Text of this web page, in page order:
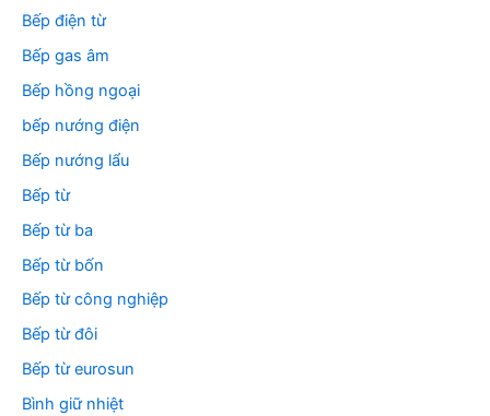
Bếp điện từ
Bếp gas âm
Bếp hồng ngoại
bếp nướng điện
Bếp nướng lẩu
Bếp từ
Bếp từ ba
Bếp từ bốn
Bếp từ công nghiệp
Bếp từ đôi
Bếp từ eurosun
Bình giữ nhiệt